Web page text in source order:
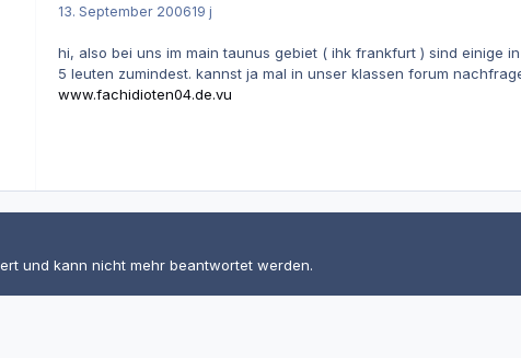
13. September 200619 j
hi, also bei uns im main taunus gebiet ( ihk frankfurt ) sind einige
5 leuten zumindest. kannst ja mal in unser klassen forum
www.fachidioten04.de.vu
und kann nicht mehr beantwortet werden.